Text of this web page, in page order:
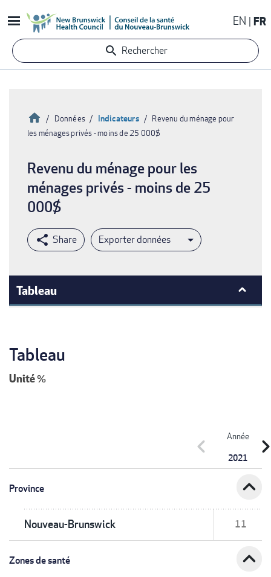
au
contenu
principal
EN FR
Rechercher
d'Ariane
Accueil
Données Indicateurs
Revenu du ménage pour
les ménages privés - moins de 25 000$
Revenu du ménage pour les
ménages privés - moins de 25
000$
Exporter données
Tableau
Tableau
Unité%
Année
2021
chevron_left
Province expand_less
Nouveau-Brunswick 11
Zones de santé expand_less